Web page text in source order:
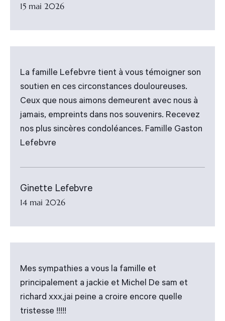
15 mai 2026
La famille Lefebvre tient à vous témoigner son
soutien en ces circonstances douloureuses.
Ceux que nous aimons demeurent avec nous à
jamais, empreints dans nos souvenirs. Recevez
nos plus sincères condoléances. Famille Gaston
Lefebvre
Ginette Lefebvre
14 mai 2026
Mes sympathies a vous la famille et
principalement a jackie et Michel De sam et
richard xxx,jai peine a croire encore quelle
tristesse !!!!!